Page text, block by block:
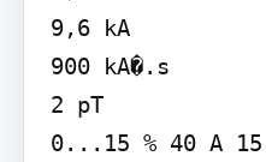
9,6 kA
900 kA�.s
2 pT
0...15 % 40 A